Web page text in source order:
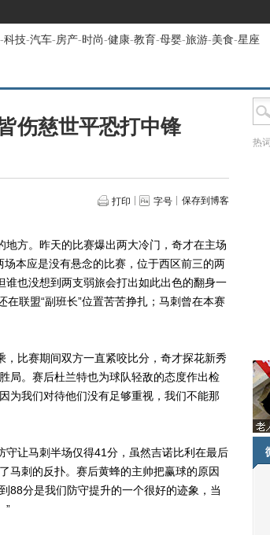
-科技-汽车-房产-时尚-健康-教育-母婴-旅游-美食-星座
伤慈世平恐打中锋
打印 字号 保存到博客
方。昨天的比赛爆出两大冷门，奇才在主场
本应是没有悬念的比赛，位于西区前三的两
也没想到两支弱旅会打出如此出色的翻身一
联盟“副班长”位置苦苦挣扎；马刺曾在本赛
比赛期间双方一直紧咬比分，奇才探花新秀
局。赛后杜兰特也为球队轻敌的态度作出检
为我们对待他们没有足够重视，我们不能那
让马刺半场仅得41分，虽然吉诺比利在最后
马刺的反扑。赛后黄蜂的主帅把赢球的原因
88分是我们防守提升的一个很好的迹象，当
”
热